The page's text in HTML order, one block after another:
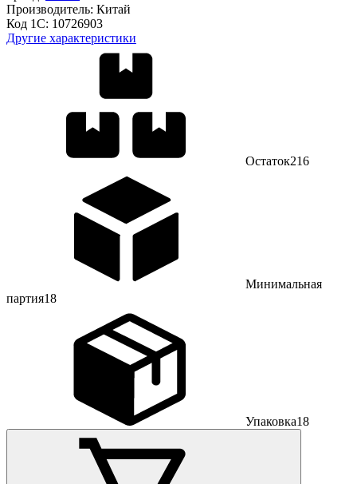
Производитель: Китай
Код 1С: 10726903
Другие характеристики
Остаток216
Минимальная
партия18
Упаковка18